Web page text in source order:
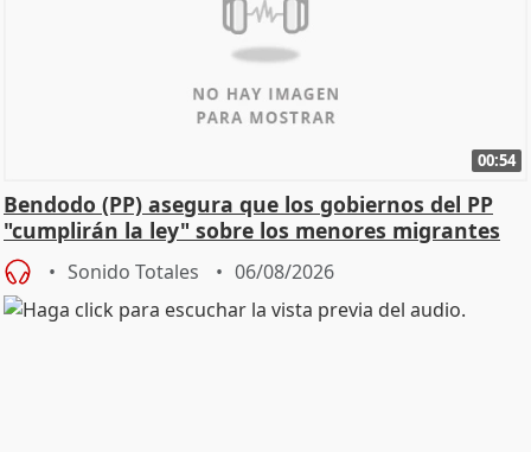
00:54
Bendodo (PP) asegura que los gobiernos del PP
"cumplirán la ley" sobre los menores migrantes
Sonido Totales 06/08/2026